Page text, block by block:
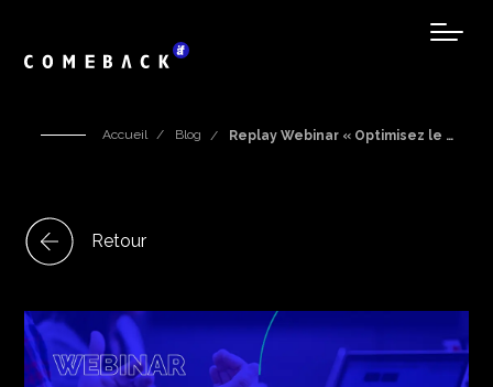
Accueil Blog Replay Webinar « Optimisez le …
Retour